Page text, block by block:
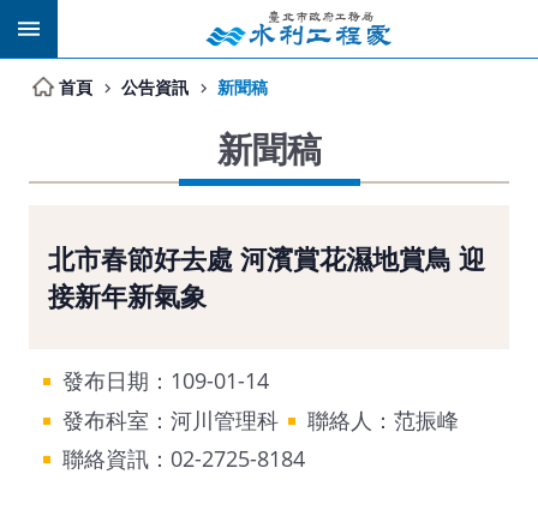
跳到主要內容區塊
首頁 公告資訊 新聞稿
新聞稿
北市春節好去處 河濱賞花濕地賞鳥 迎
接新年新氣象
發布日期：109-01-14
發布科室：河川管理科
聯絡人：范振峰
聯絡資訊：02-2725-8184